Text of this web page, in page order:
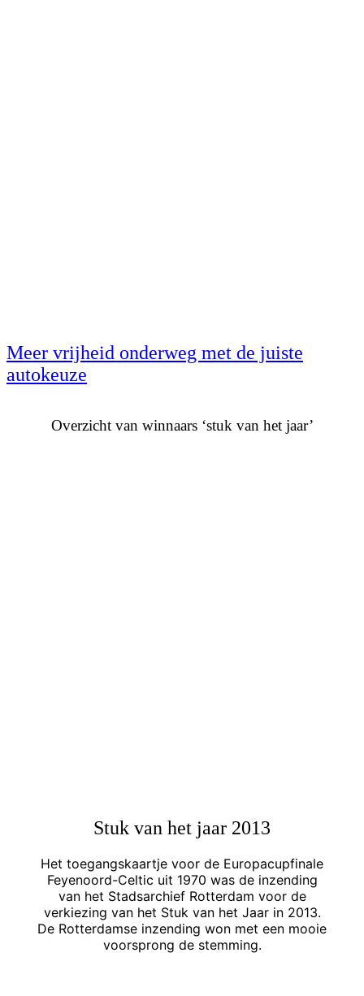
Meer vrijheid onderweg met de juiste
autokeuze
Overzicht van winnaars ‘stuk van het jaar’
Stuk van het jaar 2013
Het toegangskaartje voor de Europacupfinale
Feyenoord-Celtic uit 1970 was de inzending
van het Stadsarchief Rotterdam voor de
verkiezing van het Stuk van het Jaar in 2013.
De Rotterdamse inzending won met een mooie
voorsprong de stemming.